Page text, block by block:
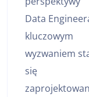
Data
kluczowym
wyzwaniem
się